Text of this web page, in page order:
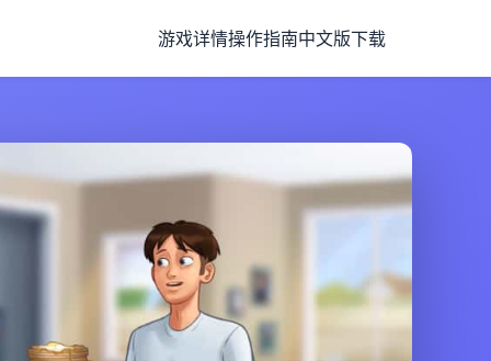
游戏详情操作指南中文版下载